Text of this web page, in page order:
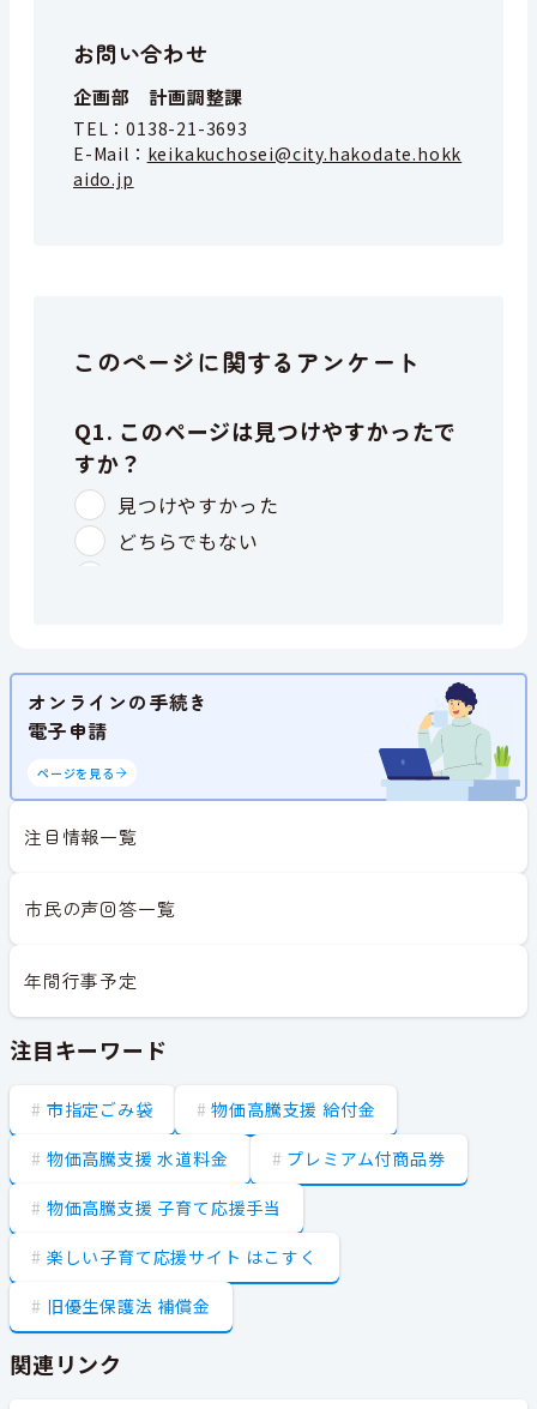
お問い合わせ
企画部 計画調整課
TEL：0138-21-3693
E-Mail： keikakuchosei@city.hakodate.hokk
aido.jp
このページに関するアンケート
オンラインの手続き
電子申請
ページを見る
注目情報一覧
市民の声回答一覧
年間行事予定
注目キーワード
市指定ごみ袋 物価高騰支援 給付金
物価高騰支援 水道料金 プレミアム付商品券
物価高騰支援 子育て応援手当
楽しい子育て応援サイト はこすく
旧優生保護法 補償金
関連リンク